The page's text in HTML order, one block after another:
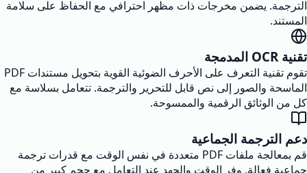
الترجمة. يضمن مخرجات ذات مظهر احترافي مع الحفاظ على سلامة
المستند.
تقنية OCR المدمجة
تقوم تقنية التعرف على الأحرف الضوئية القوية بتحويل مستندات PDF
الماسحة والصور إلى نص قابل للتحرير والترجمة. تتعامل بسلاسة مع
كل من الوثائق الرقمية والممسوحة.
دعم الترجمة الجماعية
قم بمعالجة ملفات PDF متعددة في نفس الوقت مع قدرات ترجمة
جماعية فعالة. وفر الوقت والجهد عند التعامل مع حجم كبير من